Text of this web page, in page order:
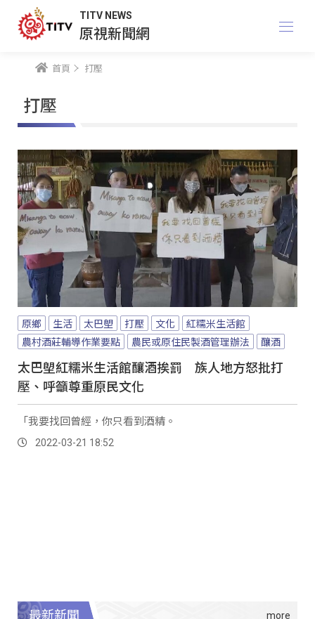
TITV NEWS
原視新聞網
首頁 打壓
打壓
原鄉 生活 太巴塱 打壓 文化
紅糯米生活館
農村酒莊輔導作業要點
農民或原住民製酒管理辦法 釀酒
太巴塱紅糯米生活館釀酒挨罰 族人地方怒批打
壓、呼籲尊重原民文化
「我要找回曾經，你只看到酒精。
2022-03-21 18:52
最新新聞